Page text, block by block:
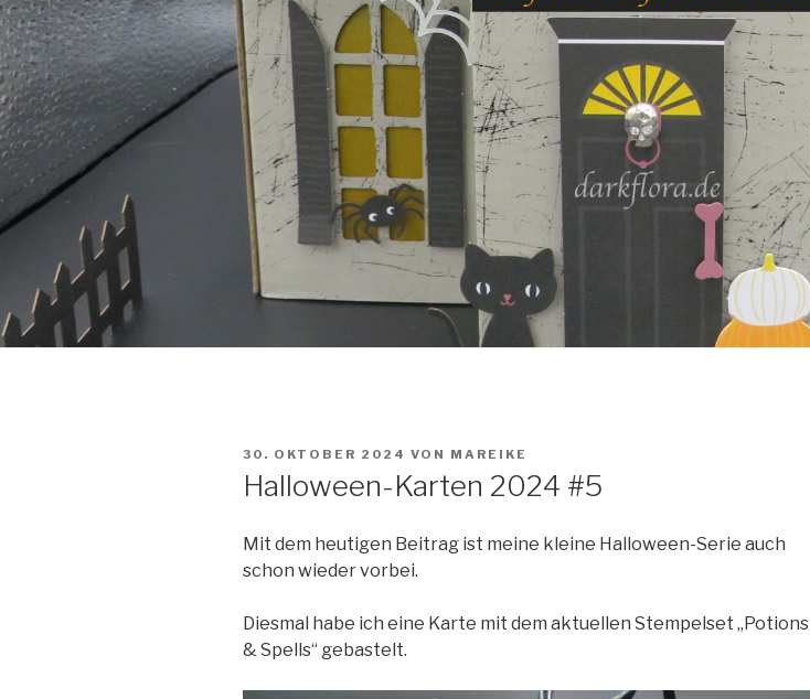
VERÖFFENTLICHT
30. OKTOBER 2024 VON MAREIKE
Halloween-Karten 2024 #5
Mit dem heutigen Beitrag ist meine kleine Halloween-Serie auch
schon wieder vorbei.
Diesmal habe ich eine Karte mit dem aktuellen Stempelset „Potions
& Spells“ gebastelt.